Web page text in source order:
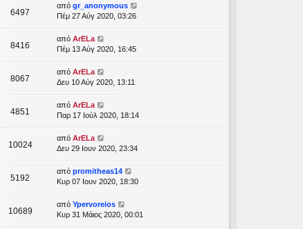
6497
από gr_anonymous
Πέμ 27 Αύγ 2020, 03:26
8416
από ArELa
Πέμ 13 Αύγ 2020, 16:45
8067
από ArELa
Δευ 10 Αύγ 2020, 13:11
4851
από ArELa
Παρ 17 Ιούλ 2020, 18:14
10024
από ArELa
Δευ 29 Ιουν 2020, 23:34
5192
από promitheas14
Κυρ 07 Ιουν 2020, 18:30
10689
από Ypervoreios
Κυρ 31 Μάιος 2020, 00:01